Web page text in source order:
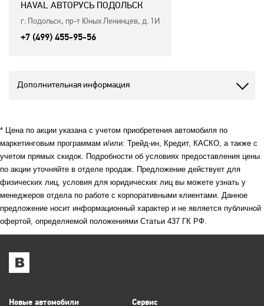
HAVAL АВТОРУСЬ ПОДОЛЬСК
г. Подольск, пр-т Юных Ленинцев, д. 1И
+7 (499) 455-95-56
Дополнительная информация
* Цена по акции указана с учетом приобретения автомобиля по
маркетинговым программам и/или: Трейд-ин, Кредит, КАСКО, а также с
учетом прямых скидок. Подробности об условиях предоставления цены
по акции уточняйте в отделе продаж. Предложение действует для
физических лиц, условия для юридических лиц вы можете узнать у
менеджеров отдела по работе с корпоративными клиентами. Данное
предложение носит информационный характер и не является публичной
офертой, определяемой положениями Статьи 437 ГК РФ.
Новые автомобили Сервис